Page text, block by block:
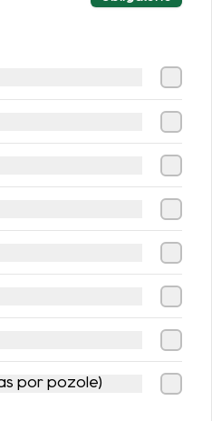
ENCHILADAS +
REFRESCO
por pozole)